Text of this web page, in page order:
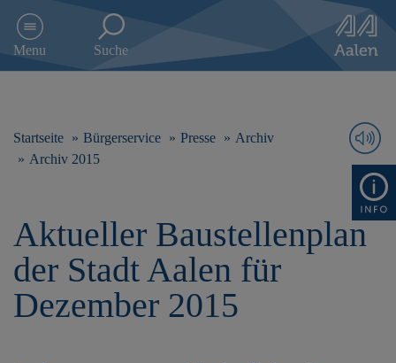
e
Menu Suche
Startseite Bürgerservice Presse
Archiv
Archiv 2015
Aktueller Baustellenplan
der Stadt Aalen für
Dezember 2015